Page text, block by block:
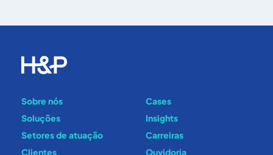
Sobre nós
Soluções
Setores de atuação
Clientes
Cases
Insights
Carreiras
Ouvidoria